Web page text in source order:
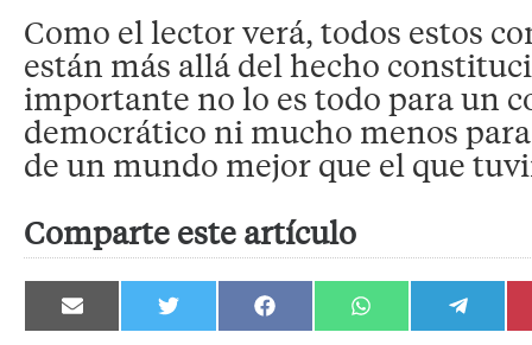
Como el lector verá, todos estos
están más allá del hecho
importante no lo es todo para un
democrático ni mucho menos
de un mundo mejor que el que
Comparte este artículo
Compartir
en
Compartir
en
Compartir
en
Compartir
en
Compartir
en